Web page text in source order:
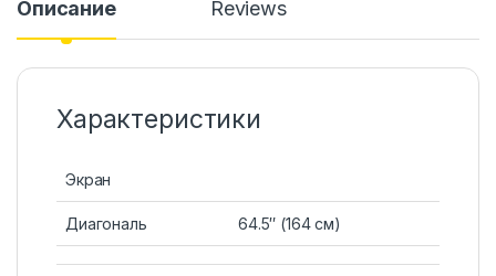
Описание Reviews
Характеристики
Экран
Диагональ 64.5″ (164 см)